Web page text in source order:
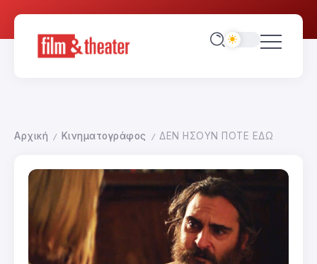
Αρχική / Κινηματογράφος / ΔΕΝ ΗΣΟΥΝ ΠΟΤΕ ΕΔΩ